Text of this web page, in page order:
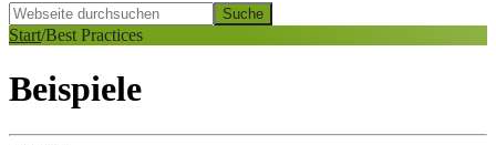
Webseite
durchsuchen
Hide
Start/Best Practices
Beispiele